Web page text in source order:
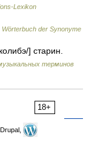
Lexikon
Wörterbuch der Synonyme
] старин.
терминов
18+
Drupal,